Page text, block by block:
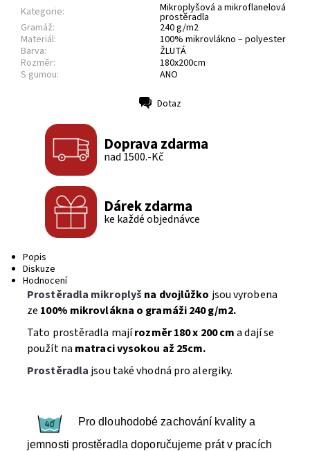
Kategorie: Mikroplyšová a mikroflanelová
prostěradla
Gramáž:
240 g/m2
Materiál:
100% mikrovlákno – polyester
Barva:
ŽLUTÁ
Rozměr:
180x200cm
S gumou:
ANO
Dotaz
Doprava zdarma
nad 1500.-Kč
Dárek zdarma
ke každé objednávce
Popis
Diskuze
Hodnocení
Prostěradla mikroplyš na dvojlůžko jsou vyrobena
ze 100% mikrovlákna o gramáži 240 g/m2.
Tato prostěradla majírozměr 180 x 200 cma dají se
použít na matraci vysokou až 25cm.
Prostěradla jsou také vhodná pro alergiky.
Pro dlouhodobé zachování kvality a
jemnosti prostěradla doporučujeme prát v pracích